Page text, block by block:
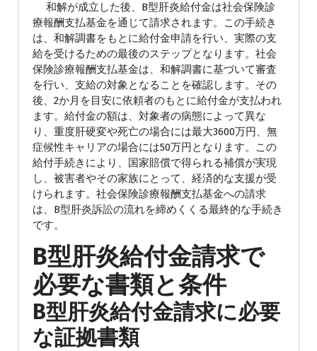
和解が成立した後、B型肝炎給付金は社会保険診
療報酬支払基金を通じて請求されます。この手続き
は、和解調書をもとに給付金申請を行い、実際の支
給を受けるための最後のステップとなります。社会
保険診療報酬支払基金は、和解調書に基づいて審査
を行い、支給の対象となることを確認します。その
後、2か月を目安に依頼者のもとに給付金が支払われ
ます。給付金の額は、対象者の病態によって異な
り、重度肝硬変や死亡の場合には最大3600万円、無
症候性キャリアの場合には50万円となります。この
給付手続きにより、国家賠償で得られる補償が実現
し、被害者やその家族にとって、経済的な支援が受
けられます。社会保険診療報酬支払基金への請求
は、B型肝炎訴訟の流れを締めくくる最終的な手続き
です。
B型肝炎給付金請求で
必要な書類と条件
B型肝炎給付金請求に必要
な証拠書類